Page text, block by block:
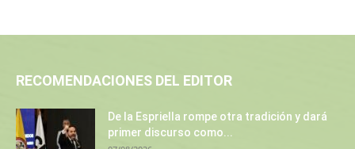
RECOMENDACIONES DEL EDITOR
De la Espriella rompe otra tradición y dará
primer discurso como...